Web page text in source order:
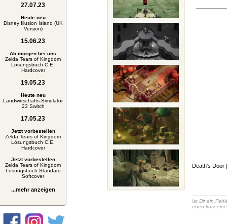
27.07.23
Heute neu
Disney Illusion Island (UK
Version)
15.06.23
Ab morgen bei uns
Zelda Tears of Kingdom
Lösungsbuch C.E.
Hardcover
19.05.23
Heute neu
Landwirtschafts-Simulator
23 Switch
17.05.23
Jetzt vorbestellen
Zelda Tears of Kingdom
Lösungsbuch C.E.
Hardcover
Jetzt vorbestellen
Zelda Tears of Kingdom
Lösungsbuch Standard
Softcover
...mehr anzeigen
Death's Door
Ist Dir ein
eben kurz